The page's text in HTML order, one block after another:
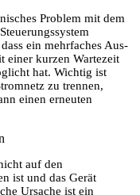
Problem mit dem
ein mehrfaches Aus-
einer kurzen Wartezeit
hat. Wichtig ist
zu trennen,
einen erneuten
auf den
ist und das Gerät
Ursache ist ein